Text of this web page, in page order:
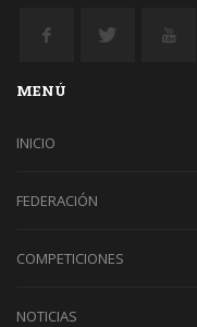
MENÚ
INICIO
FEDERACIÓN
COMPETICIONES
NOTICIAS